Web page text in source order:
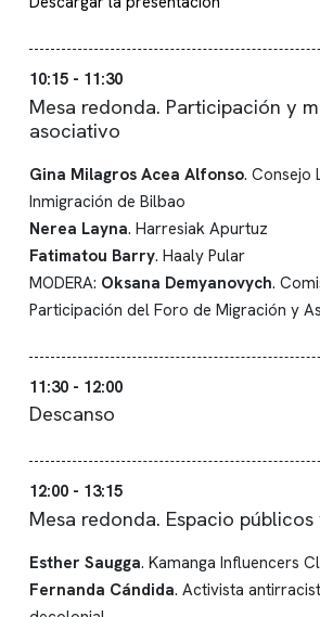
10:15 - 11:30
Mesa redonda. Participación y
asociativo
Gina Milagros Acea Alfonso. Consejo
Inmigración de Bilbao
Nerea Layna. Harresiak Apurtuz
Fatimatou Barry. Haaly Pular
MODERA: Oksana Demyanovych.
Participación del Foro de Migración y
11:30 - 12:00
Descanso
12:00 - 13:15
Mesa redonda. Espacio
Esther Saugga. Kamanga Influencers
Fernanda Cándida. Activista